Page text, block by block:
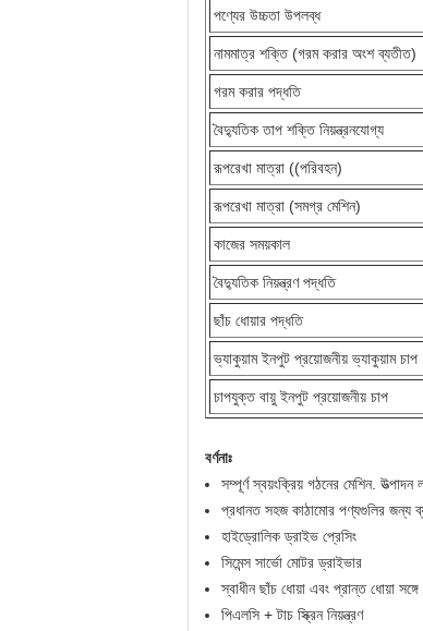
পণ্যের উচ্চতা উপলব্ধ
নামমাত্র শক্তি (গরম করার অংশ ব্যতীত)
গরম করার পদ্ধতি
বৈদ্যুতিক তাপ শক্তি নিয়ন্ত্রনযোগ্য
রূপরেখা মাত্রা ((পরিবহন)
রূপরেখা মাত্রা (সমগ্র মেশিন)
কাজের সময়কাল
বৈদ্যুতিক নিয়ন্ত্রণ পদ্ধতি
ছাঁচ ধোয়ার পদ্ধতি
ভ্যাকুয়াম ইনপুট প্রয়োজনীয় ভ্যাকুয়াম চাপ
চাপযুক্ত বায়ু ইনপুট প্রয়োজনীয় চাপ
বর্ণনাঃ
সম্পূর্ণ স্বয়ংক্রিয় গঠনের মেশিন.
প্রধানত সহজ কাঠামোর পণ্যগুলির জন্য
হাইড্রোলিক ড্রাইভ প্রেসিং
সিমেন্স সার্ভো মোটর ড্রাইভার
স্বাধীন ছাঁচ ধোয়া এবং প্রান্ত ধোয়া
পিএলসি + টাচ স্ক্রিন নিয়ন্ত্রণ